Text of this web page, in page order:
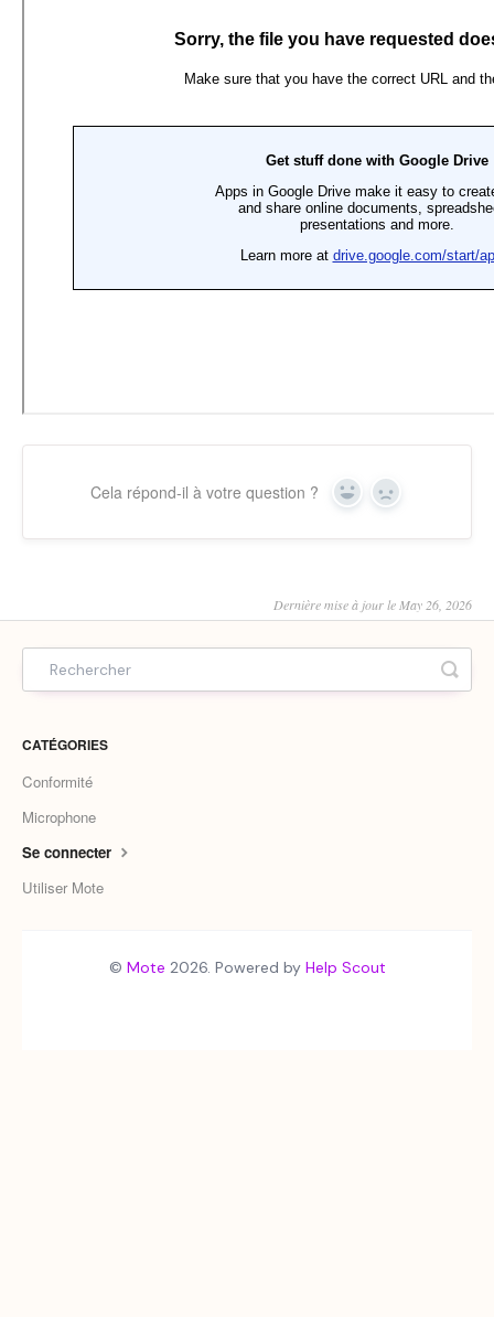
Cela répond-il à votre question ? Yes No
Dernière mise à jour le May 26, 2026
CATÉGORIES
Conformité
Microphone
Se connecter
Utiliser Mote
© Mote 2026. Powered by Help Scout